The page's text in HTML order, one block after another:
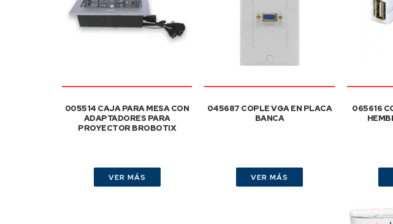
005514 CAJA PARA MESA CON
ADAPTADORES PARA
PROYECTOR BROBOTIX
VER MÁS
045687 COPLE VGA EN PLACA
BANCA
VER MÁS
065616